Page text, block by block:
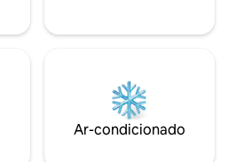
Ar-condicionado